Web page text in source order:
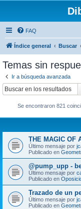
FAQ
Índice general Buscar
Temas sin
Ir a búsqueda avanzada
Se encontraron 821
THE MAGIC OF
Último mensaje por
Publicado en
@pump_upp -
Último mensaje por
Publicado en
Trazado de un
Último mensaje por
Publicado en